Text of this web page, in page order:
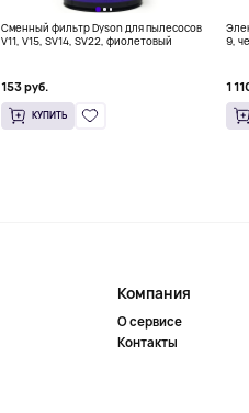
Сменный фильтр Dyson для пылесосов
V11, V15, SV14, SV22, фиолетовый
153 руб.
КУПИТЬ
9,
1
Компания
О сервисе
Контакты